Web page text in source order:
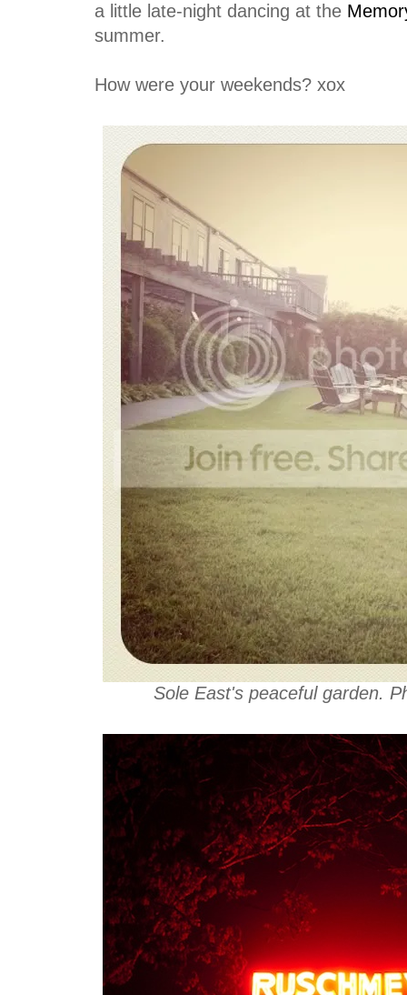
a little late-night dancing at the
summer.
How were your weekends? xox
Sole East's peaceful garden.